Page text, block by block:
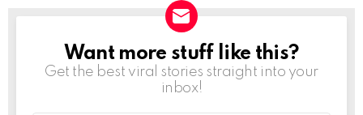
NEWSLETTER
Want more stuff like this?
Get the best viral stories straight into your
inbox!